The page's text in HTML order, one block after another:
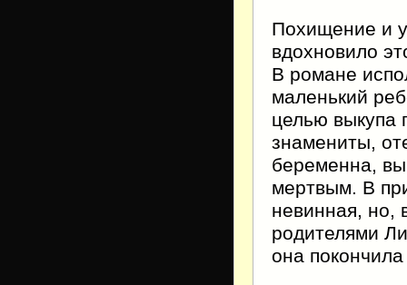
Похищение и
вдохновило
В романе
маленький
целью выкупа
знамениты,
беременна,
мертвым. В
невинная, но,
родителями
она